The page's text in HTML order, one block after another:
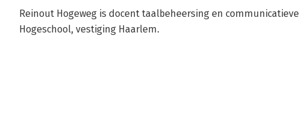
Reinout Hogeweg is docent taalbeheersing en
Hogeschool, vestiging Haarlem.